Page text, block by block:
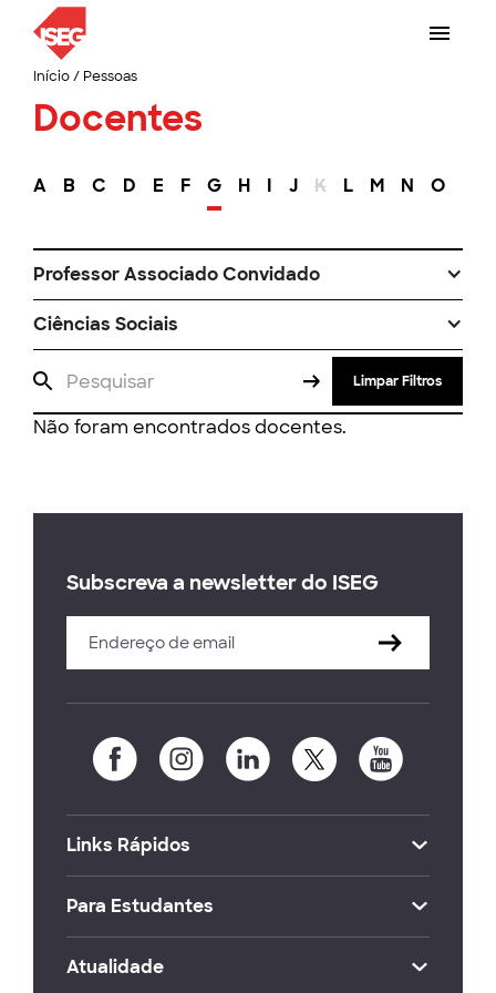
Início/ Pessoas
Docentes
A B C D E F G H I J K L M N O
Professor Associado Convidado
Ciências Sociais
Limpar Filtros
Não foram encontrados docentes.
Subscreva a newsletter do ISEG
Links Rápidos
Para Estudantes
Atualidade